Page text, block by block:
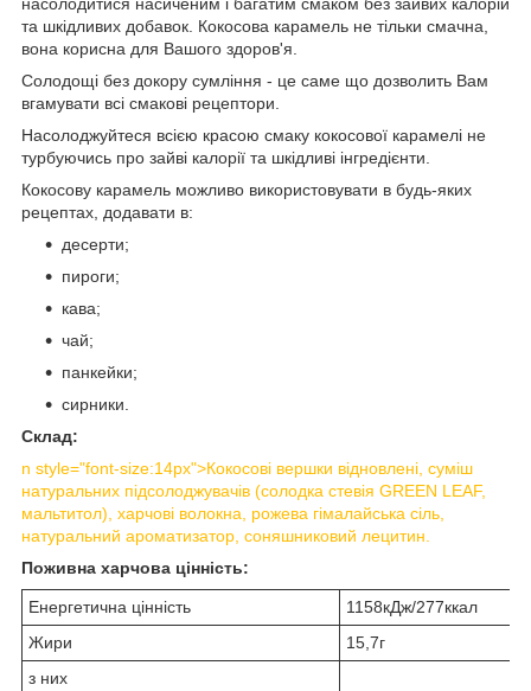
та шкідливих добавок. Кокосова карамель не тільки смачна,
вона корисна для Вашого здоров'я.
Солодощі без докору сумління - це саме що дозволить Вам
вгамувати всі смакові рецептори.
Насолоджуйтеся всією красою смаку кокосової карамелі не
турбуючись про зайві калорії та шкідливі інгредієнти.
Кокосову карамель можливо використовувати в будь-яких
рецептах, додавати в:
десерти;
пироги;
кава;
чай;
панкейки;
сирники.
Склад:
n style="font-size:14px">Кокосові вершки відновлені, суміш
натуральних підсолоджувачів (солодка стевія GREEN LEAF,
мальтитол), харчові волокна, рожева гімалайська сіль,
натуральний ароматизатор, соняшниковий лецитин.
Поживна харчова цінність:
Енергетична цінність
1158кДж/277ккал
Жири
15,7г
з них